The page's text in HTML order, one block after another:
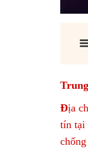
Địa
tín tại